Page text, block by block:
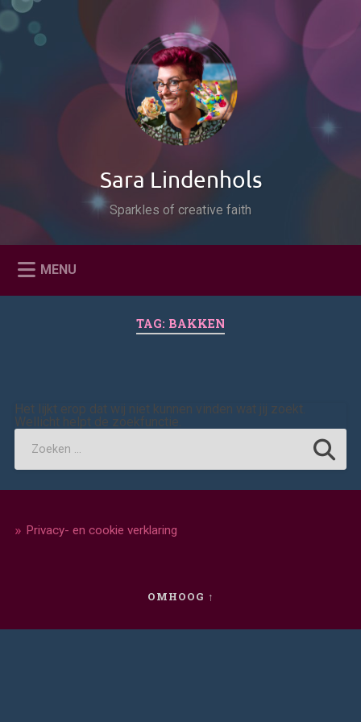
Naar
inhoud
Zoeken
Sara Lindenhols
Sparkles of creative faith
MENU
TAG: BAKKEN
Het lijkt erop dat wij niet kunnen vinden wat jij zoekt.
Wellicht helpt de zoekfunctie.
Privacy- en cookie verklaring
OMHOOG ↑